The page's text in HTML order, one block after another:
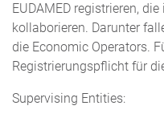
EUDAMED registrieren,
kollaborieren. Darunter
die Economic Operators.
Registrierungspflicht für
Supervising Entities: